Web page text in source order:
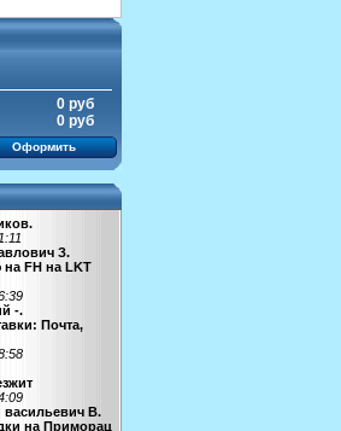
0 руб
0 руб
Оформить
З.
FH на LKT
-.
Почта,
васильевич В.
на Приморац